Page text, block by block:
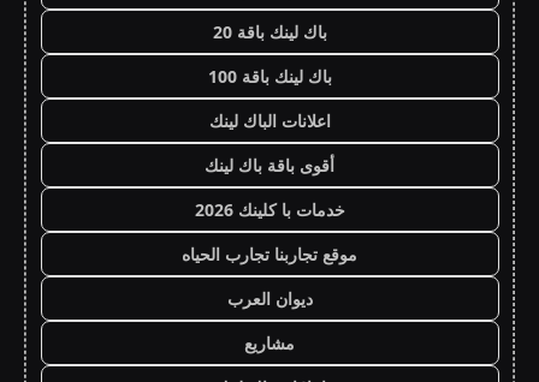
باك لينك باقة 20
باك لينك باقة 100
اعلانات الباك لينك
أقوى باقة باك لينك
خدمات با كلينك 2026
موقع تجاربنا تجارب الحياه
ديوان العرب
مشاريع